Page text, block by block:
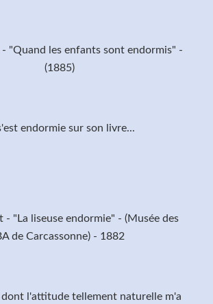
- "Quand les enfants sont endormis" -
(1885)
endormie sur son livre...
- "La liseuse endormie" - (Musée des
de Carcassonne) - 1882
dont l'attitude tellement naturelle m'a